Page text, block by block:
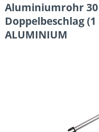
Aluminiumrohr
Doppelbeschlag (1
ALUMINIUM